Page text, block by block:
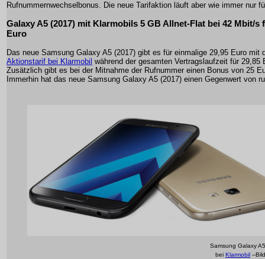
Rufnummernwechselbonus. Die neue Tarifaktion läuft aber wie immer nur
Galaxy A5 (2017) mit Klarmobils 5 GB Allnet-Flat bei 42 Mbit/s
Euro
Das neue Samsung Galaxy A5 (2017) gibt es für einmalige 29,95 Euro mit
Aktionstarif bei Klarmobil während der gesamten Vertragslaufzeit für 29,85
Zusätzlich gibt es bei der Mitnahme der Rufnummer einen Bonus von 25
Immerhin hat das neue Samsung Galaxy A5 (2017) einen Gegenwert von
Samsung Galaxy
bei Klarmobil --